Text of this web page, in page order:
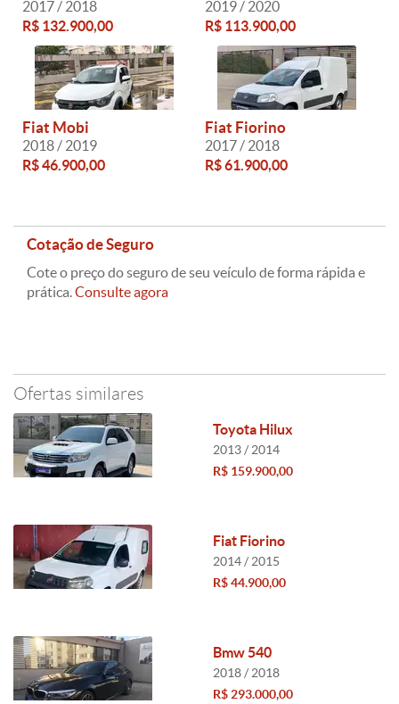
2017 / 2018
R$ 132.900,00
2019 / 2020
R$ 113.900,00
Fiat Mobi
2018 / 2019
R$ 46.900,00
Fiat Fiorino
2017 / 2018
R$ 61.900,00
Cotação de Seguro
Cote o preço do seguro de seu veículo de forma rápida e
prática.Consulte agora
Ofertas similares
Toyota Hilux
2013 / 2014
R$ 159.900,00
Fiat Fiorino
2014 / 2015
R$ 44.900,00
Bmw 540
2018 / 2018
R$ 293.000,00